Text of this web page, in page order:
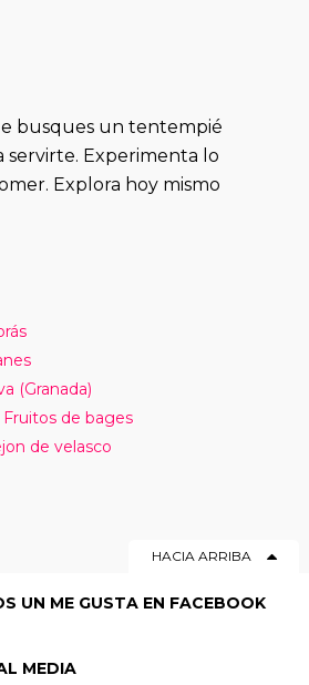
busques un tentempié
servirte. Experimenta lo
Explora hoy mismo
(Granada)
Fruitos de bages
de velasco
HACIA ARRIBA
UN ME GUSTA EN FACEBOOK
MEDIA